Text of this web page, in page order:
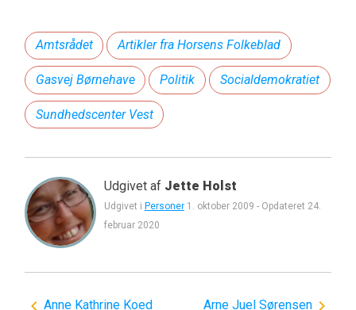
Amtsrådet Artikler fra Horsens Folkeblad
Gasvej Børnehave Politik Socialdemokratiet
Sundhedscenter Vest
Udgivet af Jette Holst
Udgivet i Personer 1. oktober 2009 - Opdateret 24.
februar 2020
Indlægsnavigation
Anne Kathrine Koed
Arne Juel Sørensen